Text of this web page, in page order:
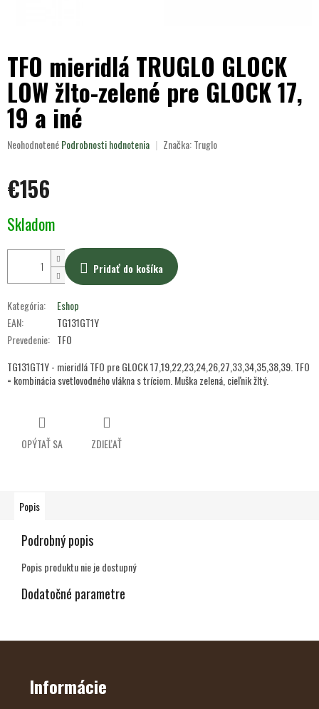
TFO mieridlá TRUGLO GLOCK
LOW žlto-zelené pre GLOCK 17,
19 a iné
Priemerné
je
0,0
5
NeohodnotenéPodrobnosti hodnotenia Značka:Truglo
€156
cena:
Skladom
Pridať do košíka
Kategória:
Eshop
EAN:
TG131GT1Y
Prevedenie: TFO
TG131GT1Y - mieridlá TFO pre GLOCK 17,19,22,23,24,26,27,33,34,35,38,39. TFO
= kombinácia svetlovodného vlákna s tríciom. Muška zelená, cieľnik žltý.
OPÝTAŤ SA ZDIEĽAŤ
Popis
Podrobný popis
Popis produktu nie je dostupný
Dodatočné parametre
Z
Informácie